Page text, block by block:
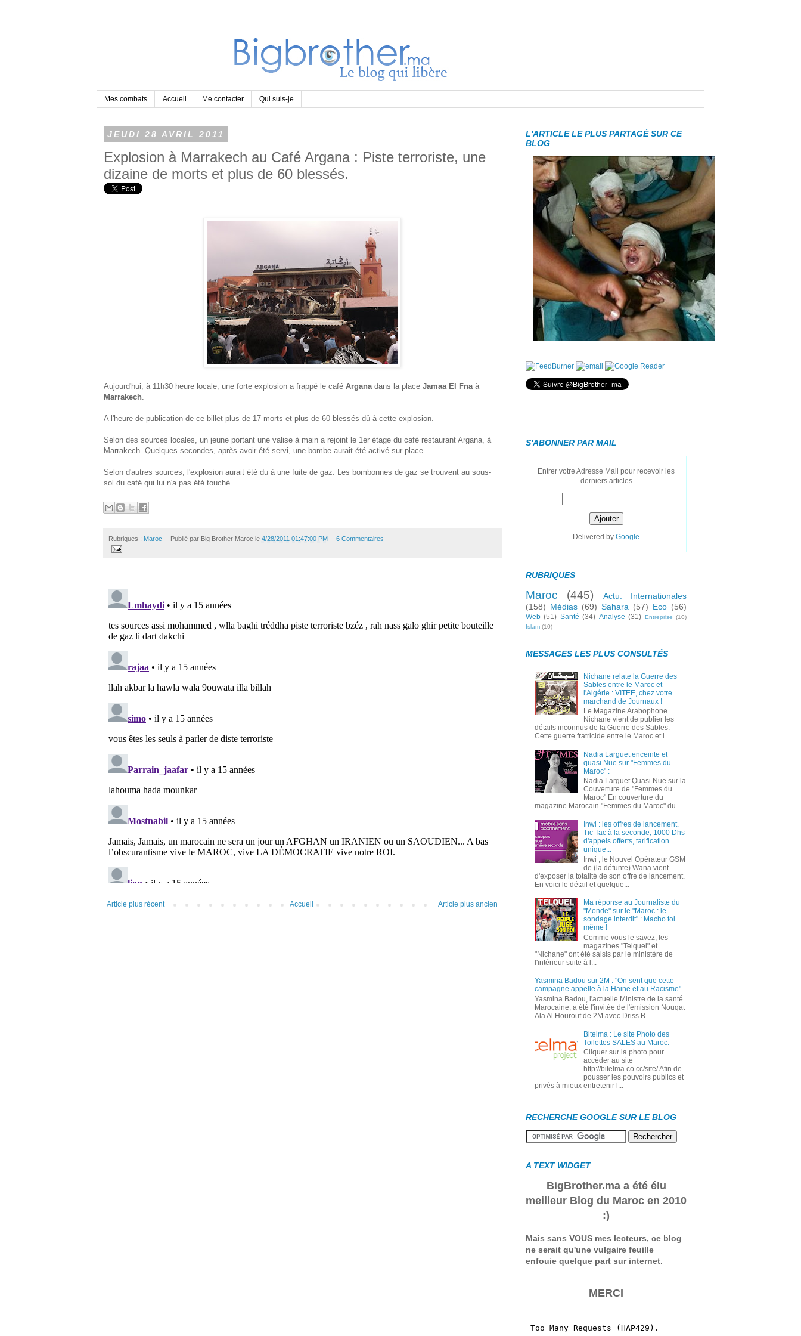
Mes combats Accueil Me contacter Qui suis-je
JEUDI 28 AVRIL 2011
Explosion à Marrakech au Café Argana : Piste terroriste, une
dizaine de morts et plus de 60 blessés.
Aujourd'hui, à 11h30 heure locale, une forte explosion a frappé le café Argana dans la place Jamaa El Fna à
Marrakech
A l'heure de publication de ce billet plus de 17 morts et plus de 60 blessés dû à cette explosion.
Selon des sources locales, un jeune portant une valise à main a rejoint le 1er étage du café restaurant Argana, à
Marrakech. Quelques secondes, après avoir été servi, une bombe aurait été activé sur place.
Selon d'autres sources, l'explosion aurait été du à une fuite de gaz. Les bombonnes de gaz se trouvent au sous-
sol du café qui lui n'a pas été touché.
Rubriques : Maroc Publié par Big Brother Maroc le 4/28/2011 01:47:00 PM 6 Commentaires
Article plus récent Article plus ancien
Accueil
L'ARTICLE LE PLUS PARTAGÉ SUR CE
BLOG
S'ABONNER PAR MAIL
Entrer votre Adresse Mail pour recevoir les
derniers articles
Delivered by Google
RUBRIQUES
Maroc (445)
Actu. Internationales
(158) Médias (69) Sahara (57) Eco (56)
Web (51) Santé (34) Analyse (31) Entreprise (10)
Islam (10)
MESSAGES LES PLUS CONSULTÉS
Nichane relate la Guerre des
Sables entre le Maroc et
l'Algérie : VITEE, chez votre
marchand de Journaux !
Le Magazine Arabophone
Nichane vient de publier les
détails inconnus de la Guerre des Sables.
Cette guerre fratricide entre le Maroc et l...
Nadia Larguet enceinte et
quasi Nue sur "Femmes du
Maroc" :
Nadia Larguet Quasi Nue sur la
Couverture de "Femmes du
Maroc" En couverture du
magazine Marocain "Femmes du Maroc" du...
Inwi : les offres de lancement.
Tic Tac à la seconde, 1000 Dhs
d'appels offerts, tarification
unique...
Inwi , le Nouvel Opérateur GSM
de (la défunte) Wana vient
d'exposer la totalité de son offre de lancement.
En voici le détail et quelque...
Ma réponse au Journaliste du
"Monde" sur le "Maroc : le
sondage interdit" : Macho toi
même !
Comme vous le savez, les
magazines "Telquel" et
"Nichane" ont été saisis par le ministère de
l'intérieur suite à l...
Yasmina Badou sur 2M : "On sent que cette
campagne appelle à la Haine et au Racisme"
Yasmina Badou, l'actuelle Ministre de la santé
Marocaine, a été l'invitée de l'émission Nouqat
Ala Al Hourouf de 2M avec Driss B...
Bitelma : Le site Photo des
Toilettes SALES au Maroc.
Cliquer sur la photo pour
accéder au site
http://bitelma.co.cc/site/ Afin de
pousser les pouvoirs publics et
privés à mieux entretenir l...
RECHERCHE GOOGLE SUR LE BLOG
A TEXT WIDGET
BigBrother.ma a été élu
meilleur Blog du Maroc en 2010
:)
Mais sans VOUS mes lecteurs, ce blog
ne serait qu'une vulgaire feuille
enfouie quelque part sur internet.
MERCI